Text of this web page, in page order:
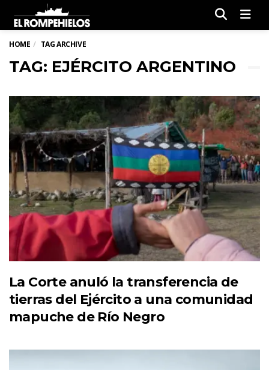
HOME TAG ARCHIVE
TAG: EJÉRCITO ARGENTINO
La Corte anuló la transferencia de
tierras del Ejército a una comunidad
mapuche de Río Negro